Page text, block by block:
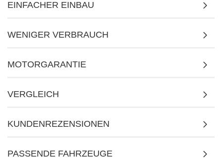
EINFACHER EINBAU
WENIGER VERBRAUCH
MOTORGARANTIE
VERGLEICH
KUNDENREZENSIONEN
PASSENDE FAHRZEUGE